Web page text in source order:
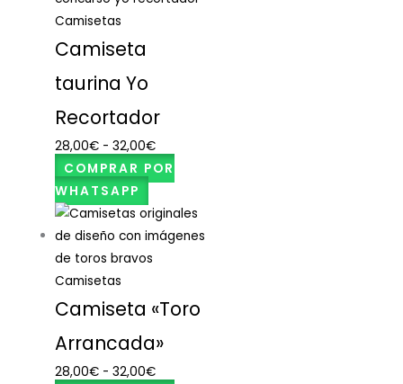
Camisetas
Camiseta
taurina Yo
Recortador
28,00€ - 32,00€
COMPRAR POR
WHATSAPP
Camisetas
Camiseta «Toro
Arrancada»
28,00€ - 32,00€